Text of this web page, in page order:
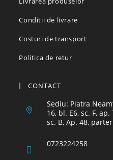
Conditii de livrare
Costuri de transport
Politica de retur
CONTACT
Sediu: Piatra
16, bl. E6, sc. F,
sc. B, Ap. 48, parter
0723224258